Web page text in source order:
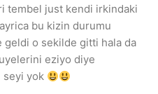
tembel just kendi irkindaki
bu kizin durumu
o sekilde gitti hala da
eziyo diye
seyi yok